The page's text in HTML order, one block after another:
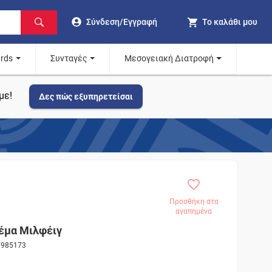
Σύνδεση/Εγγραφή Το καλάθι μου
Συνταγές Μεσογειακή Διατροφή
Δες πώς εξυπηρετείσαι
Προσθήκη στα
αγαπημένα
Μιλφέιγ